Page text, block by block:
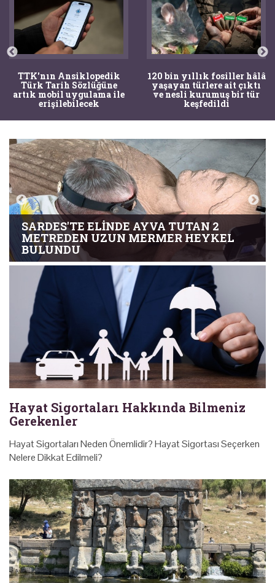
TTK'nın Ansiklopedik
Türk Tarih Sözlüğüne
artık mobil uygulama ile
erişilebilecek
120 bin yıllık fosiller hâlâ
yaşayan türlere ait çıktı
ve nesli kurumuş bir tür
keşfedildi
SARDES'TE ELINDE AYVA TUTAN 2
METREDEN UZUN MERMER HEYKEL
BULUNDU
Hayat Sigortaları Hakkında Bilmeniz
Gerekenler
Hayat Sigortaları Neden Önemlidir? Hayat Sigortası Seçerken
Nelere Dikkat Edilmeli?